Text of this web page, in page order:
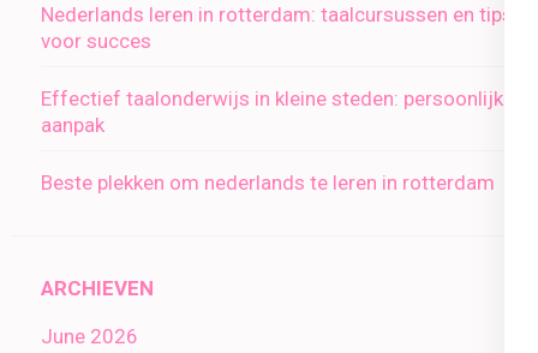
Nederlands leren in rotterdam: taalcursussen en tips
voor succes
Effectief taalonderwijs in kleine steden: persoonlijke
aanpak
Beste plekken om nederlands te leren in rotterdam
ARCHIEVEN
June 2026